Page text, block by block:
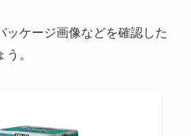
ッケージ画像などを確認した
。